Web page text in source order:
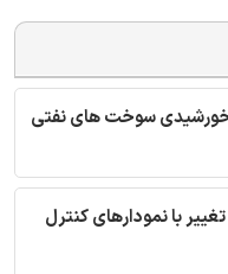
خورشیدی سوخت های نفتی
با نمودارهای کنترل